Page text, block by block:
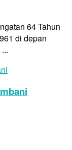
64 Tahun
di depan